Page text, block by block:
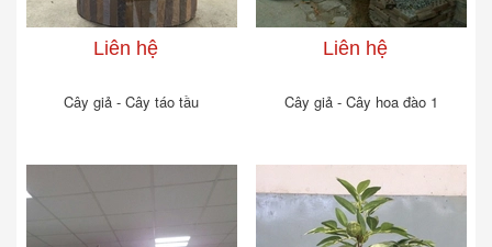
Liên hệ
Cây giả - Cây táo tầu
Liên hệ
Cây giả - Cây hoa đào 1